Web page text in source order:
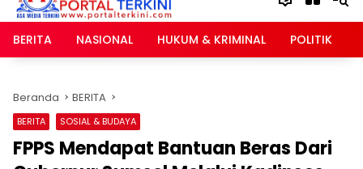
BERITA NASIONAL HUKUM & KRIMINAL POLITIK
Beranda BERITA
BERITA SOSIAL & BUDAYA
FPPS Mendapat Bantuan Beras Dari